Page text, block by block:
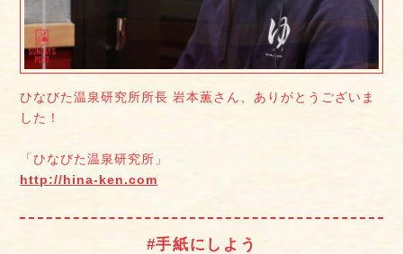
ひなびた温泉研究所所長 岩本薫さん、ありがとうございま
した！
「ひなびた温泉研究所」
http://hina-ken.com
#手紙にしよう